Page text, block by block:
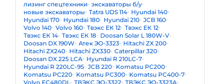
лизинг спецтехники экскаваторы б/у
новые экскаваторы Tatra UDS 114 Hyundai 140
Hyundai 170 Hyundai 180 Hyundai 210 JCB 160
Volvo 140 Volvo 160 Твэкс ЕК 12 Твэкс ЕК 12
Твэкс ЕК 14 Твэкс ЕК 18 Doosan Solar L 180W-V
Doosan DX 190W Атек ЭО-3323 Hitachi ZX 200
Hitachi ZX240 Hitachi ZX330 Caterpillar 320
Doosan DX 225 LCA Hyundai R 210LC-7
Hyundai R 220LC-9S JCB 220 Komatsu PC200
Komatsu PC220 Komatsu PC300 Komatsu PC400-7
Volvo EC480DL ТВЭКС ЭО-3322 ТВЭКС ЭО-3323А